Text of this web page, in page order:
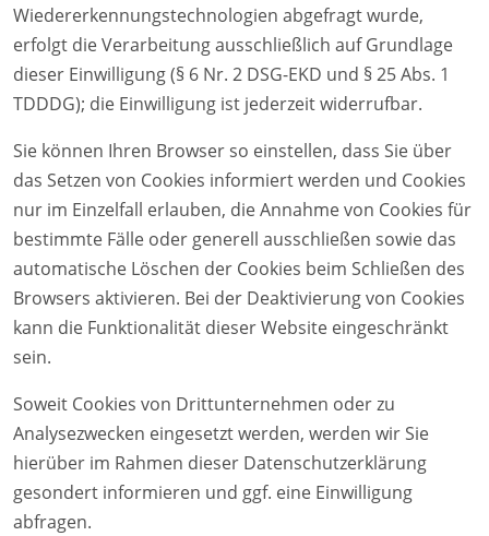
Wiedererkennungstechnologien abgefragt wurde,
erfolgt die Verarbeitung ausschließlich auf Grundlage
dieser Einwilligung (§ 6 Nr. 2 DSG-EKD und § 25 Abs. 1
TDDDG); die Einwilligung ist jederzeit widerrufbar.
Sie können Ihren Browser so einstellen, dass Sie über
das Setzen von Cookies informiert werden und Cookies
nur im Einzelfall erlauben, die Annahme von Cookies für
bestimmte Fälle oder generell ausschließen sowie das
automatische Löschen der Cookies beim Schließen des
Browsers aktivieren. Bei der Deaktivierung von Cookies
kann die Funktionalität dieser Website eingeschränkt
sein.
Soweit Cookies von Drittunternehmen oder zu
Analysezwecken eingesetzt werden, werden wir Sie
hierüber im Rahmen dieser Datenschutzerklärung
gesondert informieren und ggf. eine Einwilligung
abfragen.